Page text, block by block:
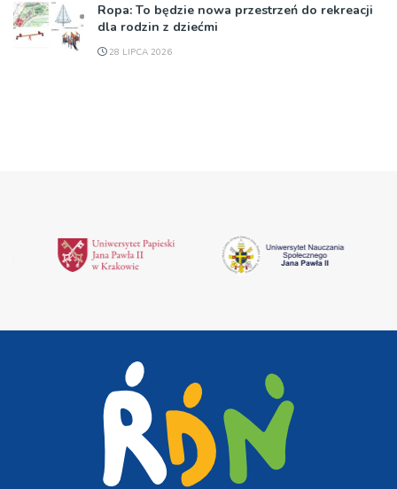
Ropa: To będzie nowa przestrzeń do rekreacji
dla rodzin z dziećmi
28 LIPCA 2026